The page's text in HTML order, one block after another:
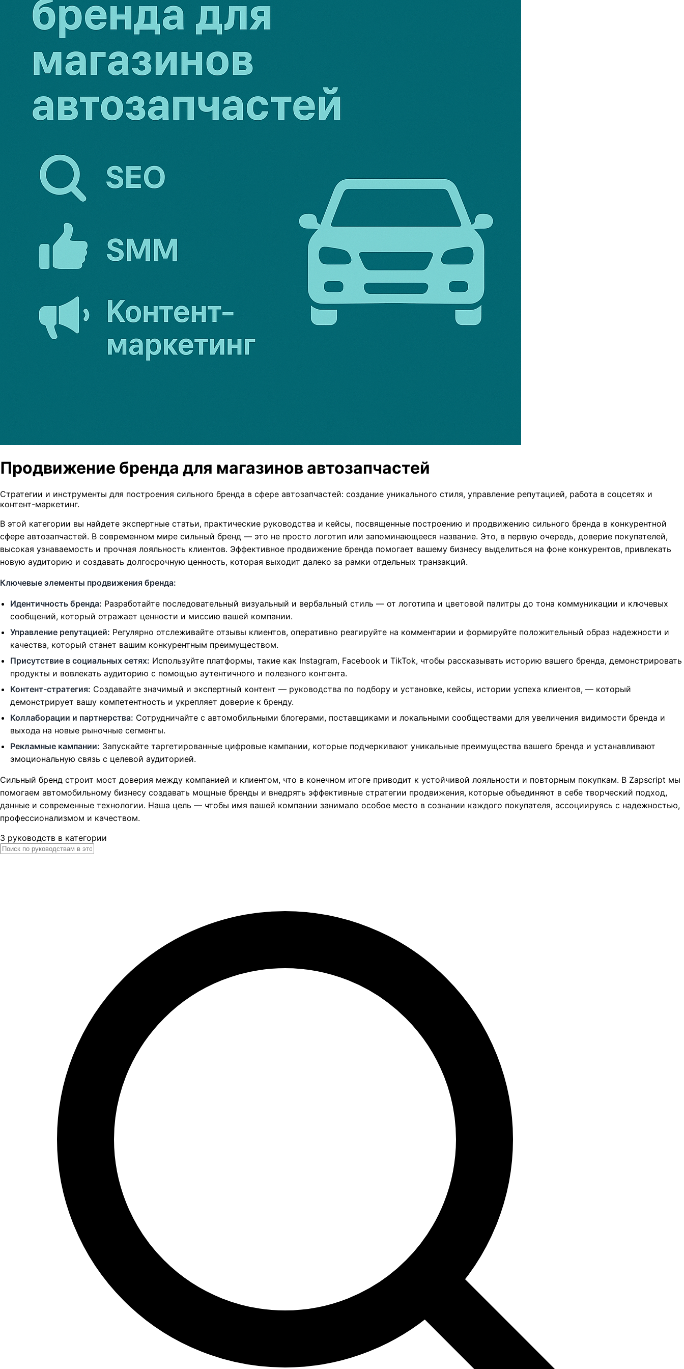
Продвижение бренда для магазинов автозапчастей
Стратегии и инструменты для построения сильного бренда в сфере автозапчастей: создание уникального стиля, управление репутацией, работа в соцсетях и
контент-маркетинг.
В этой категории вы найдете экспертные статьи, практические руководства и кейсы, посвященные построению и продвижению сильного бренда в конкурентной
сфере автозапчастей. В современном мире сильный бренд — это не просто логотип или запоминающееся название. Это, в первую очередь, доверие покупателей,
высокая узнаваемость и прочная лояльность клиентов. Эффективное продвижение бренда помогает вашему бизнесу выделиться на фоне конкурентов, привлекать
новую аудиторию и создавать долгосрочную ценность, которая выходит далеко за рамки отдельных транзакций.
Ключевые элементы продвижения бренда:
Идентичность бренда: Разработайте последовательный визуальный и вербальный стиль — от логотипа и цветовой палитры до тона коммуникации и ключевых
сообщений, который отражает ценности и миссию вашей компании.
Управление репутацией: Регулярно отслеживайте отзывы клиентов, оперативно реагируйте на комментарии и формируйте положительный образ надежности и
качества, который станет вашим конкурентным преимуществом.
Присутствие в социальных сетях: Используйте платформы, такие как Instagram, Facebook и TikTok, чтобы рассказывать историю вашего бренда, демонстрировать
продукты и вовлекать аудиторию с помощью аутентичного и полезного контента.
Контент-стратегия: Создавайте значимый и экспертный контент — руководства по подбору и установке, кейсы, истории успеха клиентов, — который
демонстрирует вашу компетентность и укрепляет доверие к бренду.
Коллаборации и партнерства: Сотрудничайте с автомобильными блогерами, поставщиками и локальными сообществами для увеличения видимости бренда и
выхода на новые рыночные сегменты.
Рекламные кампании: Запускайте таргетированные цифровые кампании, которые подчеркивают уникальные преимущества вашего бренда и устанавливают
эмоциональную связь с целевой аудиторией.
Сильный бренд строит мост доверия между компанией и клиентом, что в конечном итоге приводит к устойчивой лояльности и повторным покупкам. В Zapscript мы
помогаем автомобильному бизнесу создавать мощные бренды и внедрять эффективные стратегии продвижения, которые объединяют в себе творческий подход,
данные и современные технологии. Наша цель — чтобы имя вашей компании занимало особое место в сознании каждого покупателя, ассоциируясь с надежностью,
профессионализмом и качеством.
3 руководств в категории